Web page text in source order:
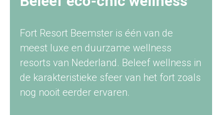
Fort Resort Beemster is één van de
meest luxe en duurzame wellness
resorts van Nederland. Beleef wellness in
de karakteristieke sfeer van het fort zoals
nog nooit eerder ervaren.